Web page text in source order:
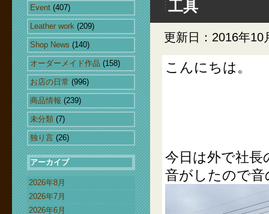
Event (407)
Leather work (209)
Shop News (140)
オーダーメイド作品 (158)
お店の日常 (996)
商品情報 (239)
未分類 (7)
独り言 (26)
アーカイブ
2026年8月
2026年7月
2026年6月
工具
更新日：2016年10
こんにちは。
今日は外で社
音がしたので